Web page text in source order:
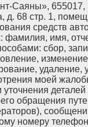
Саяны», 655017,
д. 68 стр. 1,
средств
фамилия, имя,
сбор,
удаление,
моей
уточнения
обращения
номеру